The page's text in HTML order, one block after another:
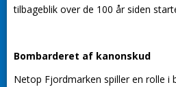
tilbageblik over de 100 år siden
Bombarderet af kanonskud
Netop Fjordmarken spiller en rolle i